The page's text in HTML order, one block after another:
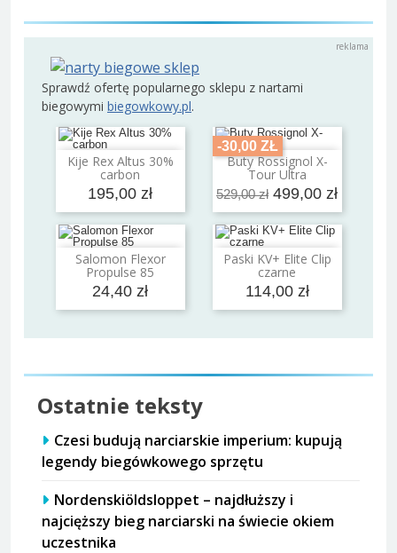
Sprawdź ofertę popularnego sklepu z nartami
biegowymi biegowkowy.pl.
Kije Rex Altus 30%
carbon
195,00 zł
Dodaj do koszyka
-30,00 ZŁ
Buty Rossignol X-
Tour Ultra
529,00 zł 499,00 zł
Dodaj do koszyka
Salomon Flexor
Propulse 85
24,40 zł
Dodaj do koszyka Paski KV+ Elite Clip
czarne
114,00 zł
Dodaj do koszyka
Ostatnie teksty
Czesi budują narciarskie imperium: kupują
legendy biegówkowego sprzętu
Nordenskiöldsloppet – najdłuższy i
najcięższy bieg narciarski na świecie okiem
uczestnika